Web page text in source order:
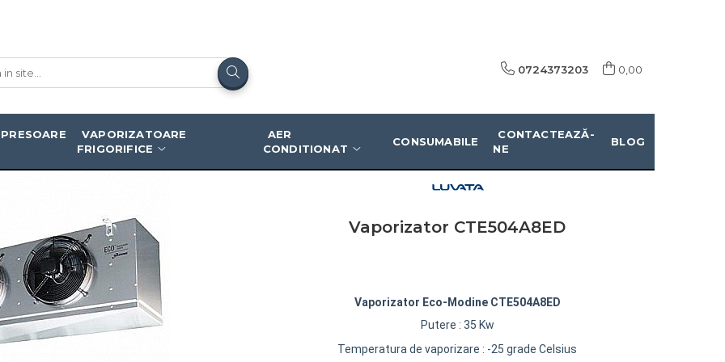
0724373203 0,00
VAPORIZATOARE
FRIGORIFICE
AER
CONDITIONAT
CONSUMABILE
CONTACTEAZĂ-
NE
BLOG
Vaporizator CTE504A8ED
Vaporizator Eco-Modine CTE504A8ED
Putere : 35 Kw
Temperatura de vaporizare : -25 grade Celsius